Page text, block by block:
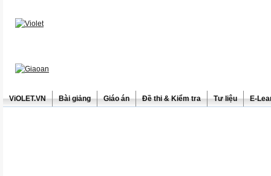
ViOLET.VN Bài giảng Giáo án Đề thi & Kiểm tra Tư liệu E-